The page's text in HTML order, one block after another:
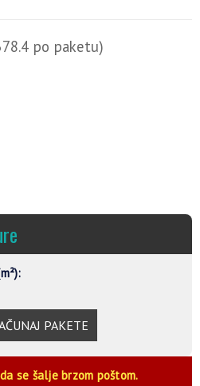
po paketu)
PAKETE
se šalje brzom poštom.